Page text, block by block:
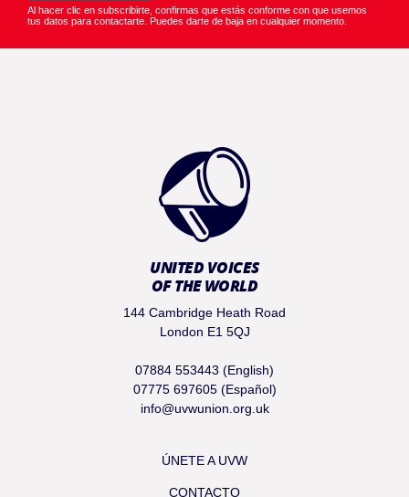
Al hacer clic en subscribirte, confirmas que estás conforme con que usemos
tus datos para contactarte. Puedes darte de baja en cualquier momento.
UNITED VOICES
OF THE WORLD
144 Cambridge Heath Road
London E1 5QJ
07884 553443 (English)
07775 697605 (Español)
info@uvwunion.org.uk
ÚNETE A UVW
CONTACTO